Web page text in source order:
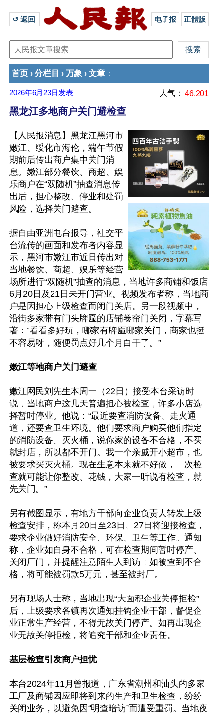
↺ 返回 电子报 正體版
首页 › 分栏目 › 万象 › 文章 ：
2026年6月23日 发表 人气： 46,201
黑龙江多地商户关门避检查
【人民报消息】黑龙江黑河市
嫩江、绥化市海伦，端午节假
期前后传出商户集中关门消
息。嫩江部分餐饮、商超、娱
乐商户在“双随机”抽查消息传
出后，担心整改、停业和处罚
风险，选择关门避查。
据自由亚洲电台报导，社交平
台流传的画面和发布者内容显
示，黑河市嫩江市近日传出对
当地餐饮、商超、娱乐等经营
场所进行“双随机”抽查的消息，当地许多商铺和饭店
6月20日及21日未开门营业。视频发布者称，当地商
户是因担心上级检查而闭门关店。另一段视频中，
沿街多家带有门头牌匾的店铺卷帘门关闭，字幕写
著：“看看多好玩，哪家有牌匾哪家关门，商家也挺
不容易呀，随便罚点好几个月白干了。”
嫩江等地商户关门避查
嫩江网民刘先生本周一（22日）接受本台采访时
说，当地商户这几天普遍担心被检查，许多小店选
择暂时停业。他说：“最近要查消防设备、走火通
道，还要查卫生环境。他们要求商户购买他们指定
的消防设备、灭火桶，说你家的设备不合格，不买
就封店，所以都不开门。我一个亲戚开小超市，也
被要求买灭火桶。现在生意本来就不好做，一次检
查就可能让你整改、花钱，大家一听说有检查，就
先关门。”
另有截图显示，有地方干部向企业负责人转发上级
检查安排，称本月20日至23日、27日将迎接检查，
要求企业做好消防安全、环保、卫生等工作。通知
称，企业如自身不合格，可在检查期间暂时停产、
关闭厂门，并提醒注意陌生人到访；如被查到不合
格，将可能被罚款5万元，甚至被封厂。
另有现场人士称，当地出现“大面积企业关停拒检”
后，上级要求各镇再次通知挂钩企业干部，督促企
业正常生产经营，不得无故关门停产。如再出现企
业无故关停拒检，将追究干部和企业责任。
基层检查引发商户担忧
本台2024年11月曾报道，广东省潮州和汕头的多家
工厂及商铺因应即将到来的生产和卫生检查，纷纷
关闭业务，以避免因“明查暗访”而遭受重罚。当地夜